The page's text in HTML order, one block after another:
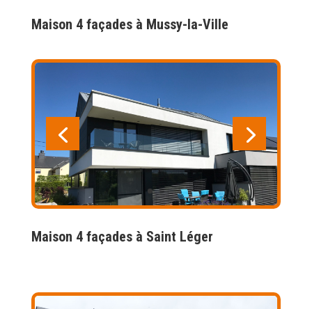
Maison 4 façades à Mussy-la-Ville
Maison 4 façades à Saint Léger